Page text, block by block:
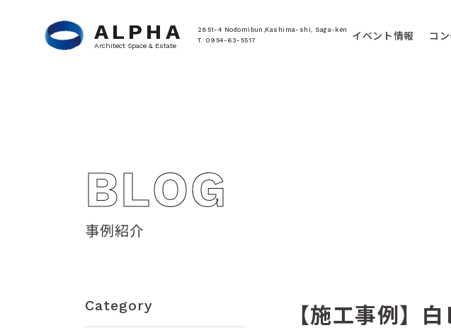
ALPHA
Architect Space & Estate
2851-4 Nodomibun,Kashima-shi, Saga-ken
T. 0954-63-5517
イベント情報 コ
BLOG
事例紹介
【施工事例】
Category